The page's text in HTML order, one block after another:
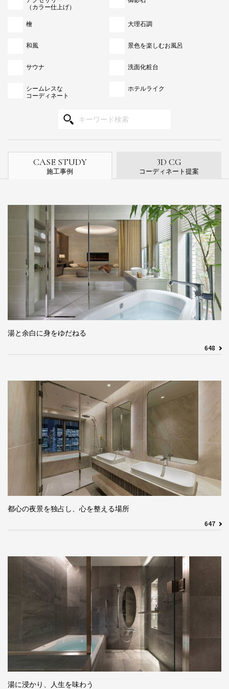
（カラー仕上げ）
檜 大理石調
和風 景色を楽しむお風呂
サウナ 洗面化粧台
シームレスな
コーディネート
ホテルライク
CASE STUDY
施工事例
3D CG
コーディネート提案
湯と余白に身をゆだねる
648
都心の夜景を独占し、心を整える場所
647
湯に浸かり、人生を味わう